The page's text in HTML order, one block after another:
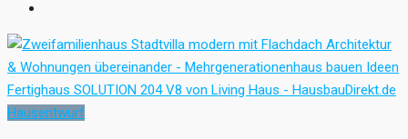
Hausentwurf